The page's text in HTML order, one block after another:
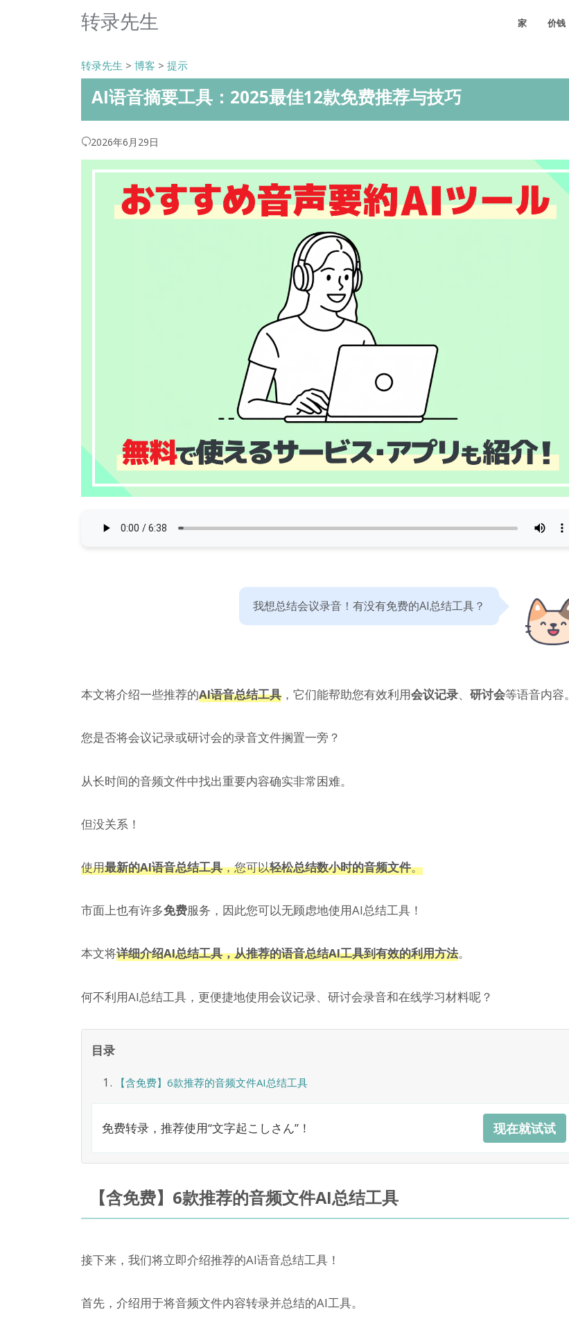
转录先生 家 价钱
转录先生 > 博客 > 提示
AI语音摘要工具：2025最佳12款免费推荐与技巧
2026年6月29日
我想总结会议录音！有没有免费的AI总结工具？
本文将介绍一些推荐的AI语音总结工具 ，它们能帮助您有效利用会议记录、 研讨会等语音内容。
您是否将会议记录或研讨会的录音文件搁置一旁？
从长时间的音频文件中找出重要内容确实非常困难。
但没关系！
使用最新的AI语音总结工具，您可以轻松总结数小时的音频文件。
市面上也有许多免费服务，因此您可以无顾虑地使用AI总结工具！
本文将详细介绍AI总结工具，从推荐的语音总结AI工具到有效的利用方法。
何不利用AI总结工具，更便捷地使用会议记录、研讨会录音和在线学习材料呢？
目录
【含免费】6款推荐的音频文件AI总结工具
免费转录，推荐使用“文字起こしさん”！ 现在就试试
【含免费】6款推荐的音频文件AI总结工具
接下来，我们将立即介绍推荐的AI语音总结工具！
首先，介绍用于将音频文件内容转录并总结的AI工具。